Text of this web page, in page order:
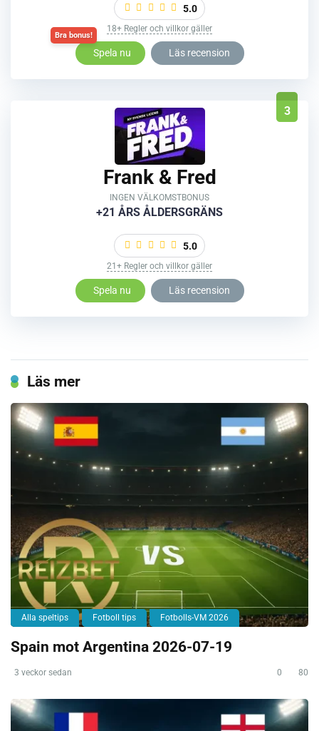
5.0
18+ Regler och villkor gäller
Spela nu Läs recension
3
Frank & Fred
INGEN VÄLKOMSTBONUS
+21 ÅRS ÅLDERSGRÄNS
5.0
21+ Regler och villkor gäller
Spela nu Läs recension
Läs mer
Alla speltips Fotboll tips Fotbolls-VM 2026
Spain mot Argentina 2026-07-19
3 veckor sedan 0 80